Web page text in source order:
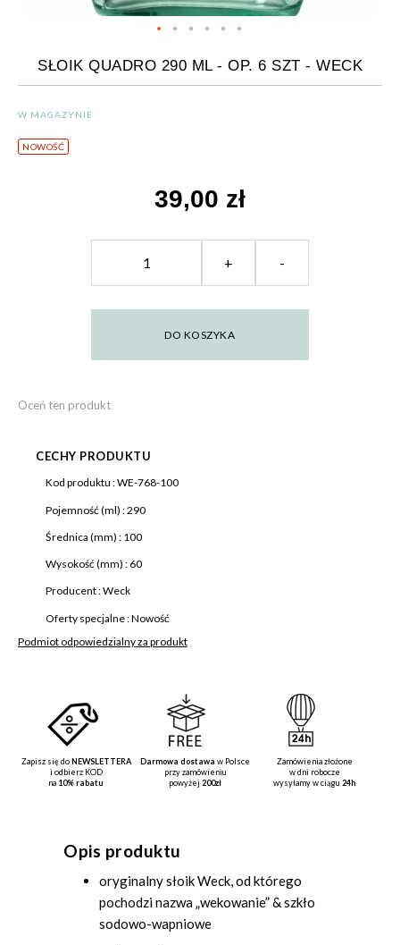
SŁOIK QUADRO 290 ML - OP. 6 SZT - WECK
W MAGAZYNIE
NOWOŚĆ
39,00 zł
+ -
DO KOSZYKA
Oceń ten produkt
CECHY PRODUKTU
Więcej
Kod produktu :WE-768-100
Pojemność (ml) :290
Średnica (mm) : 100
Wysokość (mm) : 60
Producent :Weck
Oferty specjalne :Nowość
Podmiot odpowiedzialny za produkt
Zapisz się doNEWSLETTERA
i odbierz KOD
na 10% rabatu
Darmowa dostawa w Polsce
przy zamówieniu
powyżej200zł
Zamówienia złożone
w dni robocze
wysyłamy w ciągu24h
Opis produktu
oryginalny słoik Weck, od którego
pochodzi nazwa „wekowanie” & szkło
sodowo-wapniowe